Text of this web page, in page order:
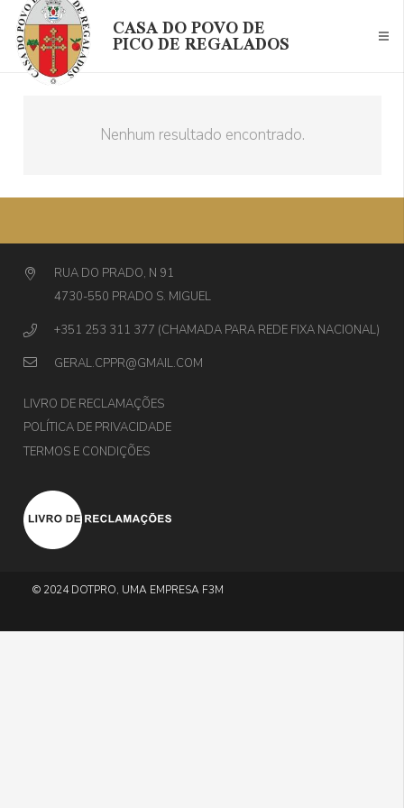
CASA DO POVO DE
PICO DE REGALADOS
Nenhum resultado encontrado.
RUA DO PRADO, N 91
4730-550 PRADO S. MIGUEL
+351 253 311 377 (CHAMADA PARA REDE FIXA NACIONAL)
GERAL.CPPR@GMAIL.COM
LIVRO DE RECLAMAÇÕES
POLÍTICA DE PRIVACIDADE
TERMOS E CONDIÇÕES
© 2024 DOTPRO, UMA EMPRESA F3M